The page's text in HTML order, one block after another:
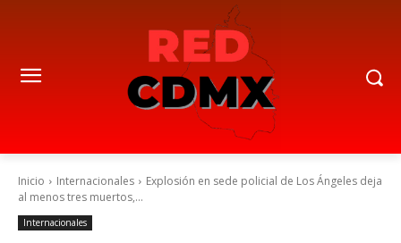
Inicio Internacionales
Explosión en sede policial de Los Ángeles deja
al menos tres muertos,...
Internacionales